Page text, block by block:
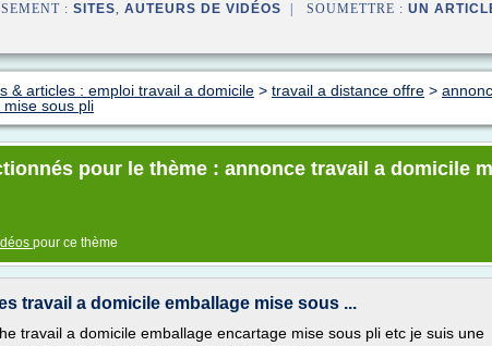
: SITES, AUTEURS DE VIDÉOS | SOUMETTRE : UN
& articles : emploi travail a domicile > travail a distance offre >
sous pli
pour le thème : annonce travail a domicile
pour ce thème
travail a domicile emballage mise sous ...
travail a domicile emballage encartage mise sous pli etc je suis une